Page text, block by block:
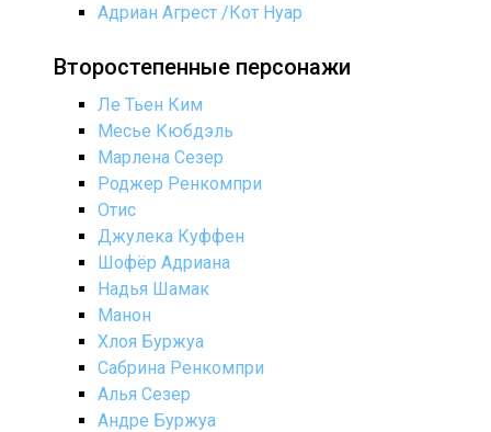
Адриан Агрест /Кот Нуар
Второстепенные персонажи
Ле Тьен Ким
Месье Кюбдэль
Марлена Сезер
Роджер Ренкомпри
Отис
Джулека Куффен
Шофёр Адриана
Надья Шамак
Манон
Хлоя Буржуа
Сабрина Ренкомпри
Алья Сезер
Андре Буржуа